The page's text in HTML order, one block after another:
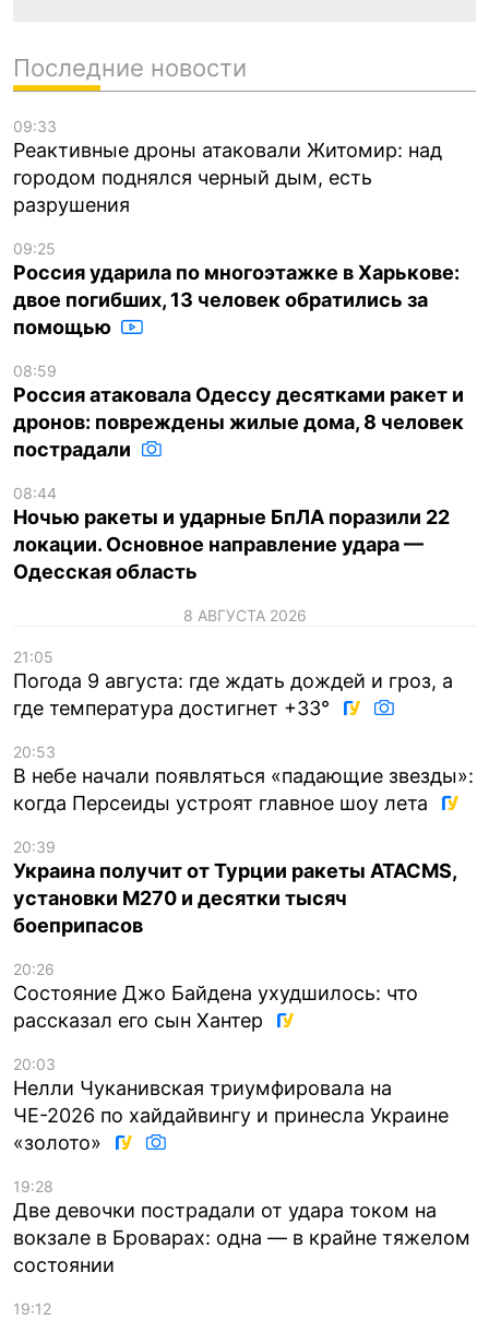
Последние новости
09:33
Реактивные дроны атаковали Житомир: над
городом поднялся черный дым, есть
разрушения
09:25
Россия ударила по многоэтажке в Харькове:
двое погибших, 13 человек обратились за
помощью
08:59
Россия атаковала Одессу десятками ракет и
дронов: повреждены жилые дома, 8 человек
пострадали
08:44
Ночью ракеты и ударные БпЛА поразили 22
локации. Основное направление удара —
Одесская область
8 АВГУСТА 2026
21:05
Погода 9 августа: где ждать дождей и гроз, а
где температура достигнет +33°
20:53
В небе начали появляться «падающие звезды»:
когда Персеиды устроят главное шоу лета
20:39
Украина получит от Турции ракеты ATACMS,
установки M270 и десятки тысяч
боеприпасов
20:26
Состояние Джо Байдена ухудшилось: что
рассказал его сын Хантер
20:03
Нелли Чуканивская триумфировала на
ЧЕ-2026 по хайдайвингу и принесла Украине
«золото»
19:28
Две девочки пострадали от удара током на
вокзале в Броварах: одна — в крайне тяжелом
состоянии
19:12